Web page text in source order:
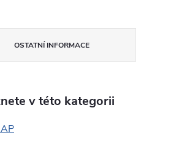
OSTATNÍ INFORMACE
v této kategorii